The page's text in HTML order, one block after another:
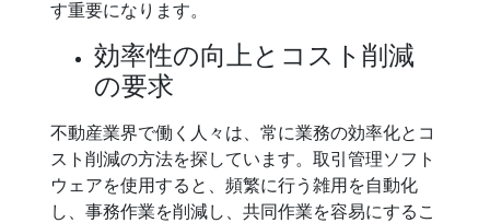
す重要になります。
効率性の向上とコスト削減
の要求
不動産業界で働く人々は、常に業務の効率化とコ
スト削減の方法を探しています。取引管理ソフト
ウェアを使用すると、頻繁に行う雑用を自動化
し、事務作業を削減し、共同作業を容易にするこ